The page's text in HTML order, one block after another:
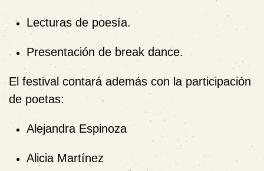
Lecturas de poesía.
Presentación de break dance.
El festival contará además con la participación
de poetas:
Alejandra Espinoza
Alicia Martínez